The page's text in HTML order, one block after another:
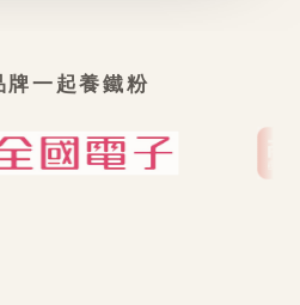
牌一起養鐵粉